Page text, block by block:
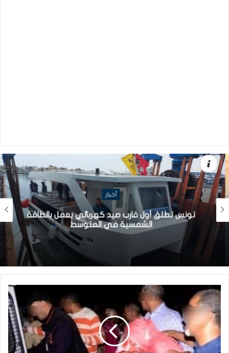
أخبار
تونس تطلق أول قارب صيد كهربائي يعمل بالطاقة
الشمسية في المتوسط